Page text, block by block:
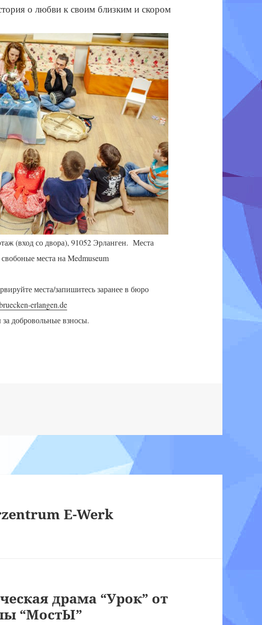
о любви к своим близким и скором
(вход со двора), 91052 Эрланген. Места
места на Medmuseum
места/запишитесь заранее в бюро
erlangen.de
добровольные взносы.
E-Werk
драма “Урок” от
“МостЫ”